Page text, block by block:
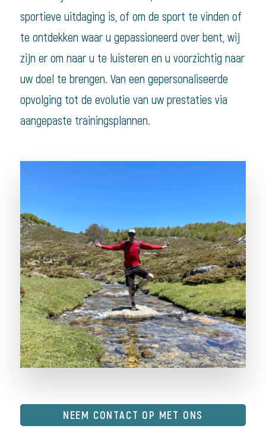
sportieve uitdaging is, of om de sport te vinden of
te ontdekken waar u gepassioneerd over bent, wij
zijn er om naar u te luisteren en u voorzichtig naar
uw doel te brengen. Van een gepersonaliseerde
opvolging tot de evolutie van uw prestaties via
aangepaste trainingsplannen.
NEEM CONTACT OP MET ONS